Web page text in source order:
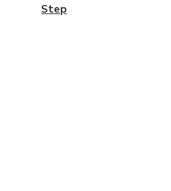
Step